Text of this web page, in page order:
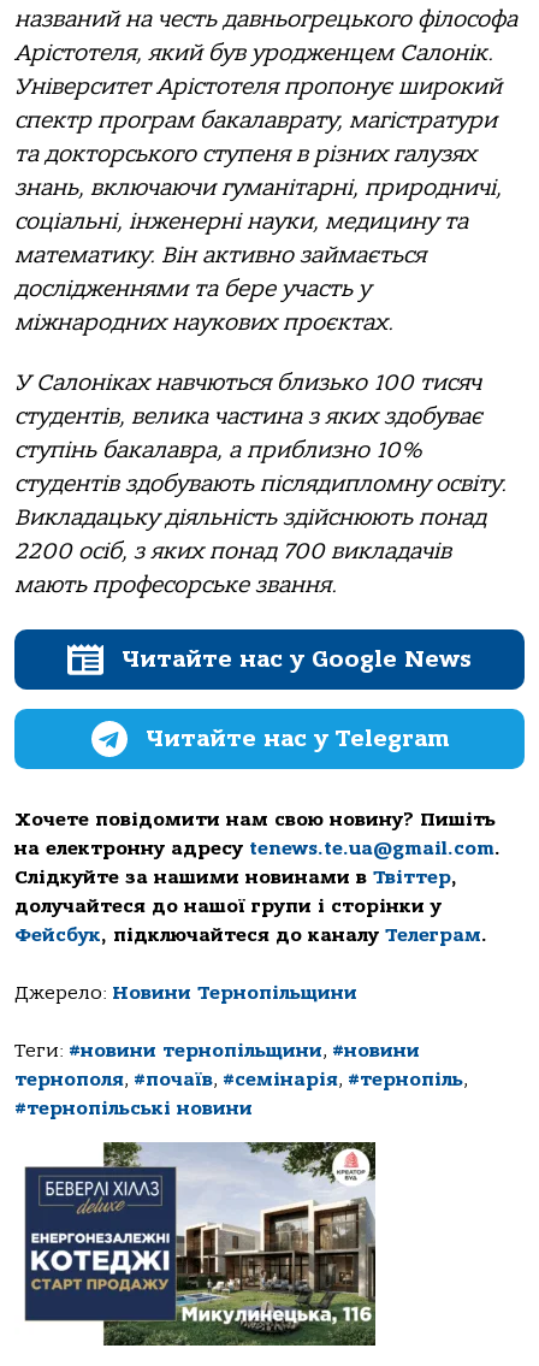
названий на честь давньогрецького філософа
Арістотеля, який був уродженцем Салонік.
Університет Арістотеля пропонує широкий
спектр програм бакалаврату, магістратури
та докторського ступеня в різних галузях
знань, включаючи гуманітарні, природничі,
соціальні, інженерні науки, медицину та
математику. Він активно займається
дослідженнями та бере участь у
міжнародних наукових проєктах.
У Салоніках навчються близько 100 тисяч
студентів, велика частина з яких здобуває
ступінь бакалавра, а приблизно 10%
студентів здобувають післядипломну освіту.
Викладацьку діяльність здійснюють понад
2200 осіб, з яких понад 700 викладачів
мають професорське звання.
Читайте нас у Google News
Читайте нас у Telegram
Хочете повідомити нам свою новину? Пишіть
на електронну адресу tenews.te.ua@gmail.com.
Слідкуйте за нашими новинами в Твіттер,
долучайтеся до нашої групи і сторінки у
Фейсбук, підключайтеся до каналу Телеграм.
Джерело: Новини Тернопільщини
Теги: #новини тернопільщини, #новини
тернополя, #почаїв, #семінарія, #тернопіль,
#тернопільські новини